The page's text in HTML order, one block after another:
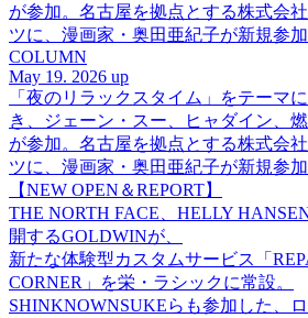
が参加。名古屋を拠点とする株式会
ツに、漫画家・奥田亜紀子が新規参加
COLUMN
May 19. 2026 up
「夜のリラックスタイム」をテーマ
き、ジェーン・スー、ヒャダイン、
が参加。名古屋を拠点とする株式会
ツに、漫画家・奥田亜紀子が新規参加
【NEW OPEN＆REPORT】
THE NORTH FACE、HELLY
開するGOLDWINが、
新たな体験型カスタムサービス「
CORNER」を栄・ラシックに常設。
SHINKNOWNSUKEらも参加した、